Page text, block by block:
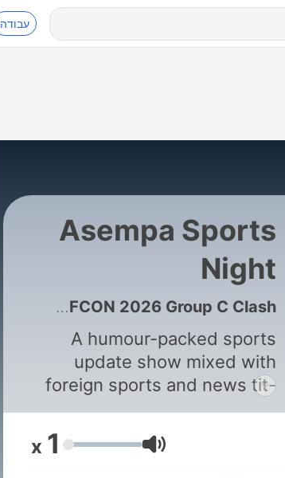
עבודה
Asempa Sports
Night
1554 - Live Commentary: Ghana vs. Mali — FIFA WAFCON 2026 Group C Clash
A humour-packed sports
update show mixed with
foreign sports and news tit-
bits as well as special
interviews of breaking sports
עוצמת שמע 1